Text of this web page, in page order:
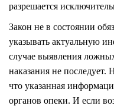
разрешается
Закон не в состоянии
указывать актуальную
случае выявления
наказания не
что указанная
органов опеки. И если